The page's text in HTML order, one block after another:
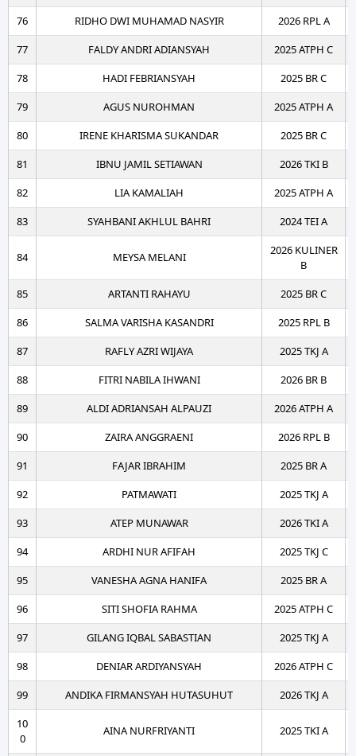
76
RIDHO DWI MUHAMAD NASYIR
2026 RPL A
77
FALDY ANDRI ADIANSYAH
2025 ATPH C
78
HADI FEBRIANSYAH
2025 BR C
79
AGUS NUROHMAN
2025 ATPH A
80
IRENE KHARISMA SUKANDAR
2025 BR C
81
IBNU JAMIL SETIAWAN
2026 TKI B
82
LIA KAMALIAH
2025 ATPH A
83
SYAHBANI AKHLUL BAHRI 2024 TEI A
84 MEYSA MELANI
2026 KULINER
B
85
ARTANTI RAHAYU
2025 BR C
86
SALMA VARISHA KASANDRI
2025 RPL B
87
RAFLY AZRI WIJAYA
2025 TKJ A
88
FITRI NABILA IHWANI
2026 BR B
89
ALDI ADRIANSAH ALPAUZI
2026 ATPH A
90
ZAIRA ANGGRAENI
2026 RPL B
91
FAJAR IBRAHIM
2025 BR A
92
PATMAWATI
2025 TKJ A
93
ATEP MUNAWAR
2026 TKI A
94
ARDHI NUR AFIFAH
2025 TKJ C
95
VANESHA AGNA HANIFA
2025 BR A
96
SITI SHOFIA RAHMA
2025 ATPH C
97
GILANG IQBAL SABASTIAN
2025 TKJ A
98
DENIAR ARDIYANSYAH
2026 ATPH C
99
ANDIKA FIRMANSYAH HUTASUHUT
2026 TKJ A
10
0
AINA NURFRIYANTI 2025 TKI A